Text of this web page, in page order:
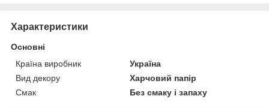
Характеристики
Основні
Країна виробник
Україна
Вид декору
Харчовий папір
Смак
Без смаку і запаху